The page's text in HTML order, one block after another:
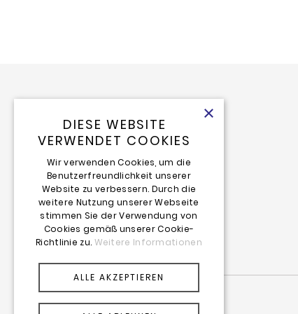
Impressum
Datenschutz
×
DIESE WEBSITE
VERWENDET COOKIES
Wir verwenden Cookies, um die
Benutzerfreundlichkeit unserer
Website zu verbessern. Durch die
weitere Nutzung unserer Webseite
stimmen Sie der Verwendung von
Cookies gemäß unserer Cookie-
Richtlinie zu. Weitere Informationen
ALLE AKZEPTIEREN